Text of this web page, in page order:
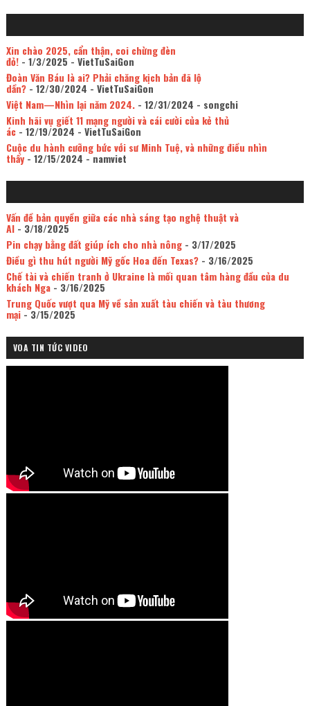
Xin chào 2025, cẩn thận, coi chừng đèn
đỏ!- 1/3/2025 - VietTuSaiGon
Đoàn Văn Báu là ai? Phải chăng kịch bản đã lộ
dần?- 12/30/2024 - VietTuSaiGon
Việt Nam—Nhìn lại năm 2024.- 12/31/2024 - songchi
Kinh hãi vụ giết 11 mạng người và cái cười của kẻ thủ
ác- 12/19/2024 - VietTuSaiGon
Cuộc du hành cưỡng bức với sư Minh Tuệ, và những điều nhìn
thấy- 12/15/2024 - namviet
Vấn đề bản quyền giữa các nhà sáng tạo nghệ thuật và
AI- 3/18/2025
Pin chạy bằng đất giúp ích cho nhà nông- 3/17/2025
Điều gì thu hút người Mỹ gốc Hoa đến Texas?- 3/16/2025
Chế tài và chiến tranh ở Ukraine là mối quan tâm hàng đầu của du
khách Nga- 3/16/2025
Trung Quốc vượt qua Mỹ về sản xuất tàu chiến và tàu thương
mại- 3/15/2025
VOA TIN TỨC VIDEO